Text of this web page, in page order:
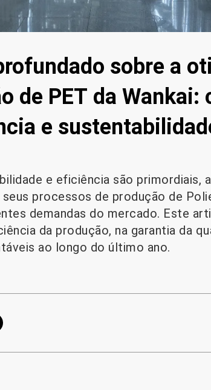
sobre a
de PET da Wankai:
e
e eficiência são primordiais,
processos de produção de
demandas do mercado. Este
da produção, na garantia da
​​ao longo do último ano.